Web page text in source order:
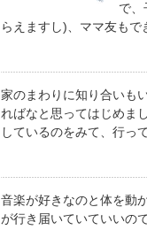
で、
らえますし)、ママ友もで
家のまわりに知り合いも
ればなと思ってはじめま
しているのをみて、行っ
音楽が好きなのと体を動
が行き届いていていいので